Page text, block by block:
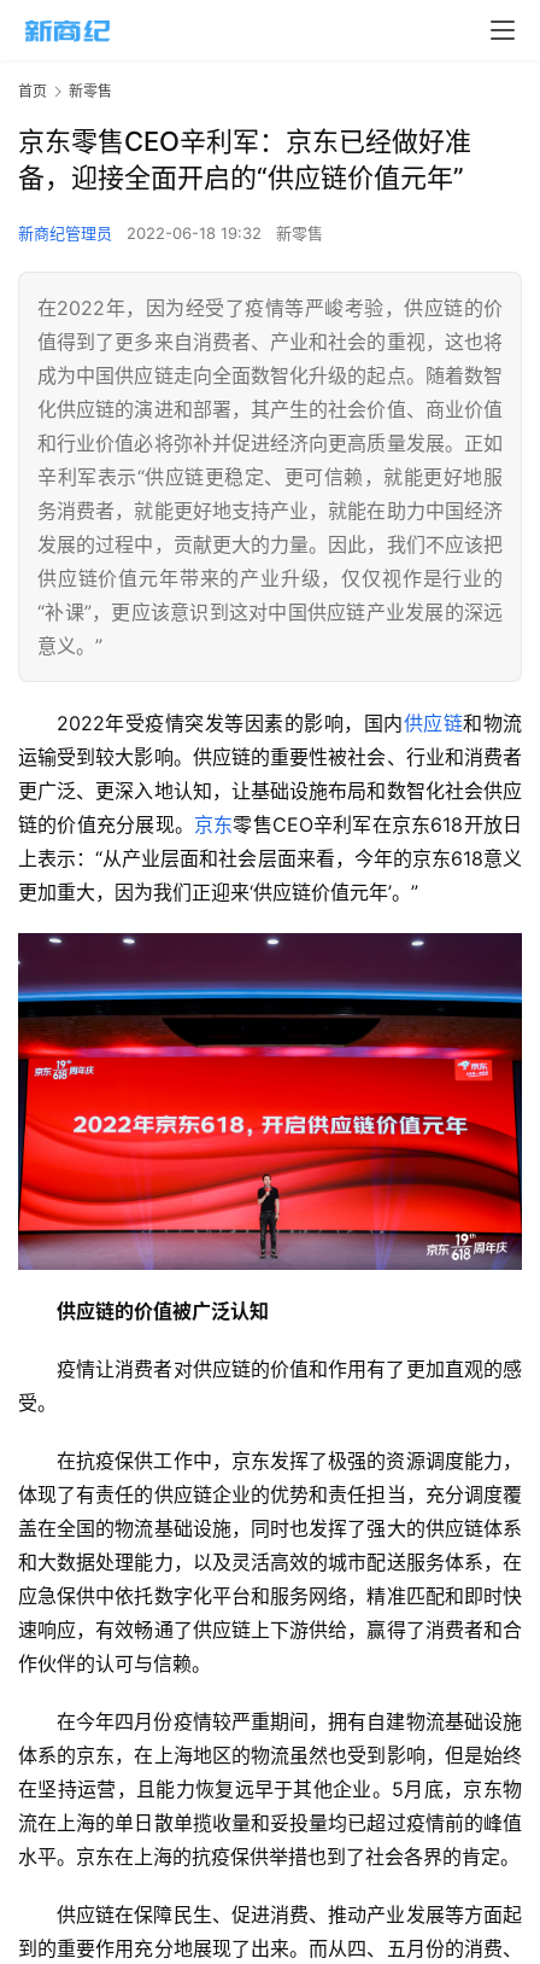
首页 新零售
京东零售CEO辛利军：京东已经做好准
备，迎接全面开启的“供应链价值元年”
新商纪管理员 2022-06-18 19:32 新零售
在2022年，因为经受了疫情等严峻考验，供应链的价
值得到了更多来自消费者、产业和社会的重视，这也将
成为中国供应链走向全面数智化升级的起点。随着数智
化供应链的演进和部署，其产生的社会价值、商业价值
和行业价值必将弥补并促进经济向更高质量发展。正如
辛利军表示“供应链更稳定、更可信赖，就能更好地服
务消费者，就能更好地支持产业，就能在助力中国经济
发展的过程中，贡献更大的力量。因此，我们不应该把
供应链价值元年带来的产业升级，仅仅视作是行业的
“补课”，更应该意识到这对中国供应链产业发展的深远
意义。”
2022年受疫情突发等因素的影响，国内供应链和物流
运输受到较大影响。供应链的重要性被社会、行业和消费者
更广泛、更深入地认知，让基础设施布局和数智化社会供应
链的价值充分展现。 京东零售CEO辛利军在京东618开放日
上表示：“从产业层面和社会层面来看，今年的京东618意义
更加重大，因为我们正迎来‘供应链价值元年’。”
供应链的价值被广泛认知
疫情让消费者对供应链的价值和作用有了更加直观的感
受。
在抗疫保供工作中，京东发挥了极强的资源调度能力，
体现了有责任的供应链企业的优势和责任担当，充分调度覆
盖在全国的物流基础设施，同时也发挥了强大的供应链体系
和大数据处理能力，以及灵活高效的城市配送服务体系，在
应急保供中依托数字化平台和服务网络，精准匹配和即时快
速响应，有效畅通了供应链上下游供给，赢得了消费者和合
作伙伴的认可与信赖。
在今年四月份疫情较严重期间，拥有自建物流基础设施
体系的京东，在上海地区的物流虽然也受到影响，但是始终
在坚持运营，且能力恢复远早于其他企业。5月底，京东物
流在上海的单日散单揽收量和妥投量均已超过疫情前的峰值
水平。京东在上海的抗疫保供举措也到了社会各界的肯定。
供应链在保障民生、促进消费、推动产业发展等方面起
到的重要作用充分地展现了出来。而从四、五月份的消费、